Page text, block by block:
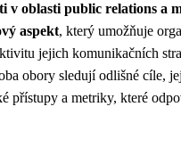
v oblasti public relations a
aspekt, který umožňuje
jejich komunikačních
obory sledují odlišné cíle,
přístupy a metriky, které